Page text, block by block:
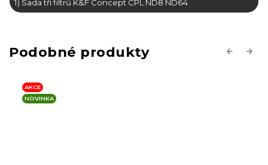
1) Sada tří filtrů K&F Concept CPL ND8 ND64
Previous
Next